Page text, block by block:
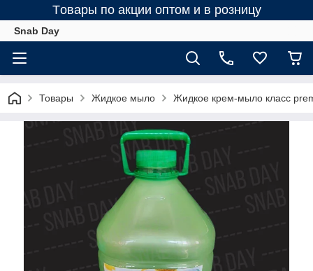
Tовары по акции оптом и в розницу
Snab Day
Товары Жидкое мыло Жидкое крем-мыло класс